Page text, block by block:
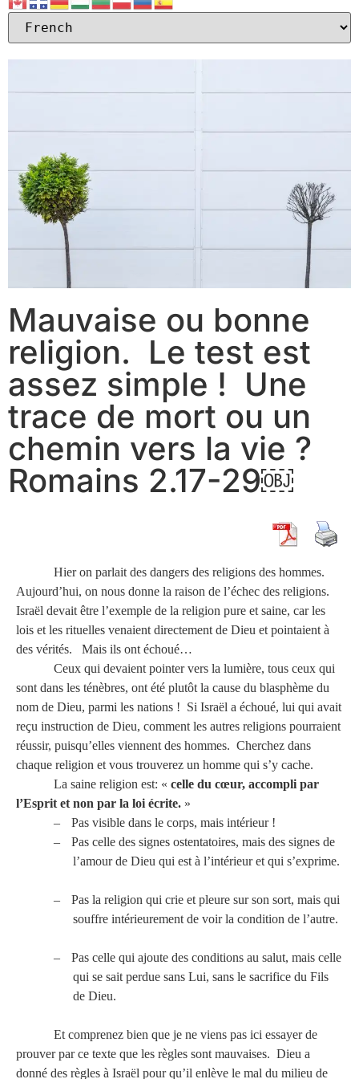
Mauvaise ou bonne
religion. Le test est
assez simple ! Une
trace de mort ou un
chemin vers la vie ?
Romains 2.17-29￼
Hier on parlait des dangers des religions des hommes.
Aujourd’hui, on nous donne la raison de l’échec des religions.
Israël devait être l’exemple de la religion pure et saine, car les
lois et les rituelles venaient directement de Dieu et pointaient à
des vérités. Mais ils ont échoué…
Ceux qui devaient pointer vers la lumière, tous ceux qui
sont dans les ténèbres, ont été plutôt la cause du blasphème du
nom de Dieu, parmi les nations ! Si Israël a échoué, lui qui avait
reçu instruction de Dieu, comment les autres religions pourraient
réussir, puisqu’elles viennent des hommes. Cherchez dans
chaque religion et vous trouverez un homme qui s’y cache.
La saine religion est: «celle du cœur, accompli par
l’Esprit et non par la loi écrite. »
–
Pas visible dans le corps, mais intérieur !
–
Pas celle des signes ostentatoires, mais des signes de
l’amour de Dieu qui est à l’intérieur et qui s’exprime.
–
Pas la religion qui crie et pleure sur son sort, mais qui
souffre intérieurement de voir la condition de l’autre.
–
Pas celle qui ajoute des conditions au salut, mais celle
qui se sait perdue sans Lui, sans le sacrifice du Fils
de Dieu.
Et comprenez bien que je ne viens pas ici essayer de
prouver par ce texte que les règles sont mauvaises. Dieu a
donné des règles à Israël pour qu’il enlève le mal du milieu de